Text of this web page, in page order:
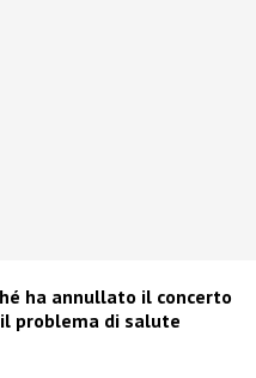
ha annullato il concerto
problema di salute